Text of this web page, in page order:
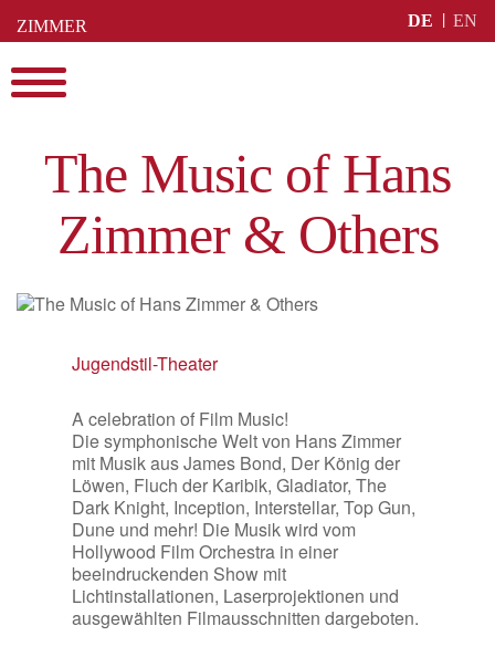
ZIMMER
DE EN
Menu
The Music of Hans
Zimmer & Others
Jugendstil-Theater
A celebration of Film Music!
Die symphonische Welt von Hans Zimmer
mit Musik aus James Bond, Der König der
Löwen, Fluch der Karibik, Gladiator, The
Dark Knight, Inception, Interstellar, Top Gun,
Dune und mehr! Die Musik wird vom
Hollywood Film Orchestra in einer
beeindruckenden Show mit
Lichtinstallationen, Laserprojektionen und
ausgewählten Filmausschnitten dargeboten.